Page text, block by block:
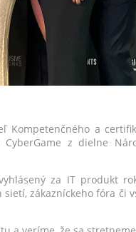
a
z dielne
za IT produkt
zákazníckeho fóra či